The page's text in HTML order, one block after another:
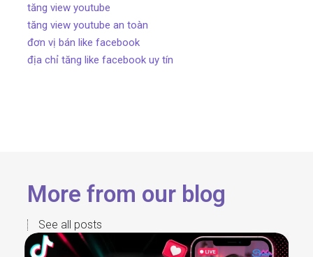
tăng view youtube
tăng view youtube an toàn
đơn vị bán like facebook
địa chỉ tăng like facebook uy tín
More from our blog
See all posts